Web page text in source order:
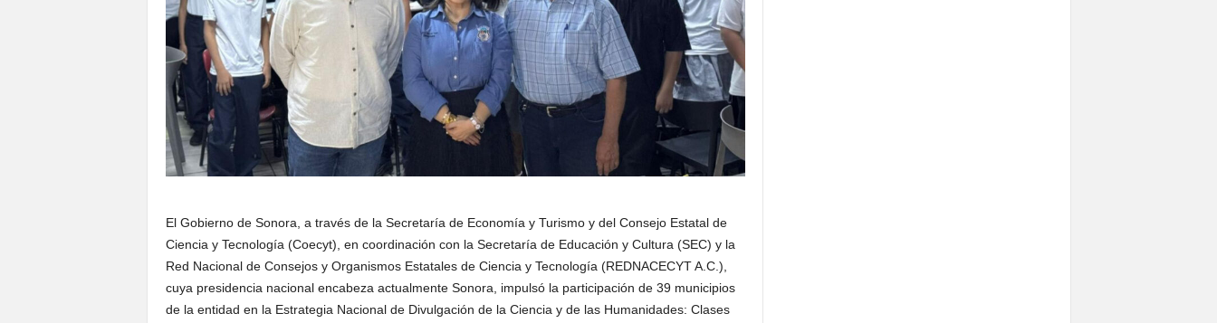
El Gobierno de Sonora, a través de la Secretaría de Economía y Turismo y del Consejo Estatal de
Ciencia y Tecnología (Coecyt), en coordinación con la Secretaría de Educación y Cultura (SEC) y la
Red Nacional de Consejos y Organismos Estatales de Ciencia y Tecnología (REDNACECYT A.C.),
cuya presidencia nacional encabeza actualmente Sonora, impulsó la participación de 39 municipios
de la entidad en la Estrategia Nacional de Divulgación de la Ciencia y de las Humanidades: Clases